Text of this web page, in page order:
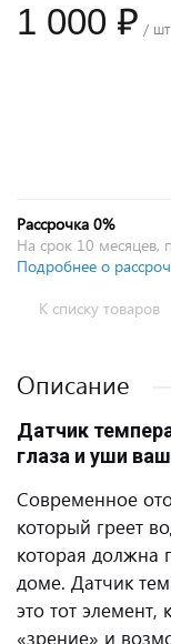
1 000 ₽ / шт
Рассрочка 0%
На срок 10 месяцев,
Подробнее о
К списку товаров
Описание
Датчик
глаза и уши
Современное
который греет
которая должна
доме. Датчик
это тот
«зрение» и